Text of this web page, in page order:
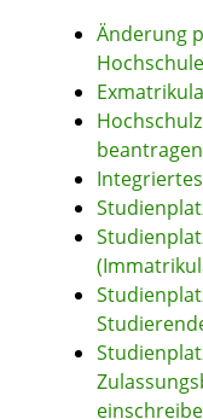
Änderung
beantragen